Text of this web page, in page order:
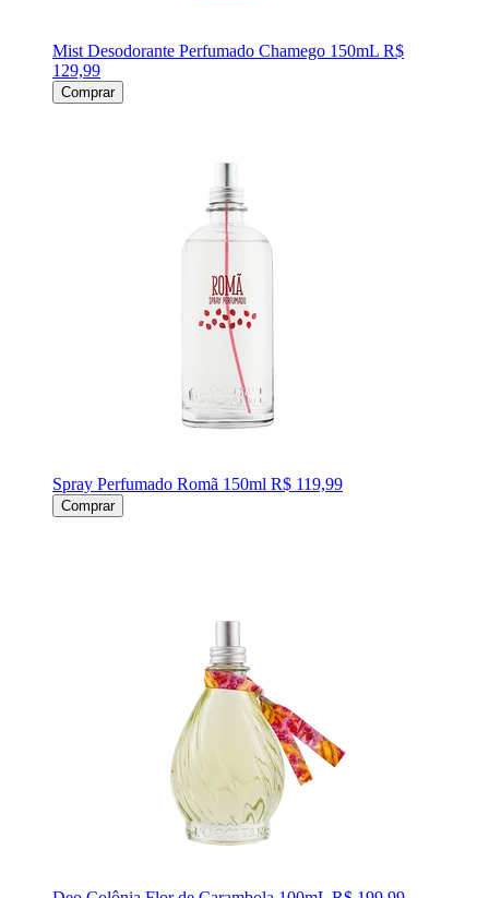
Mist Desodorante Perfumado Chamego 150mL R$
129,99
Comprar
Spray Perfumado Romã 150ml R$ 119,99
Comprar